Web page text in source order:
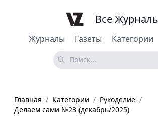
Журналы Газеты Категории
Все
Главная / Категории / Рукоделие /
Делаем сами №23 (декабрь/2025)